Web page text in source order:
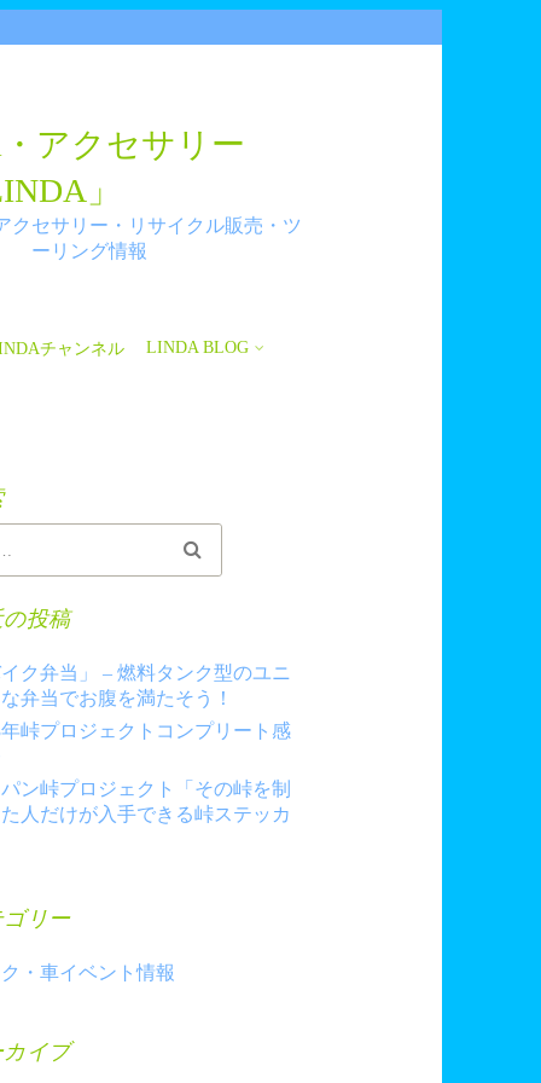
アクセサリー
」
クセサリー・リサイクル販売・ツ
ーリング情報
チャンネル LINDA BLOG
投稿
ク弁当」 – 燃料タンク型のユニ
弁当でお腹を満たそう！
年峠プロジェクトコンプリート感
ン峠プロジェクト「その峠を制
人だけが入手できる峠ステッカ
リー
・車イベント情報
イブ